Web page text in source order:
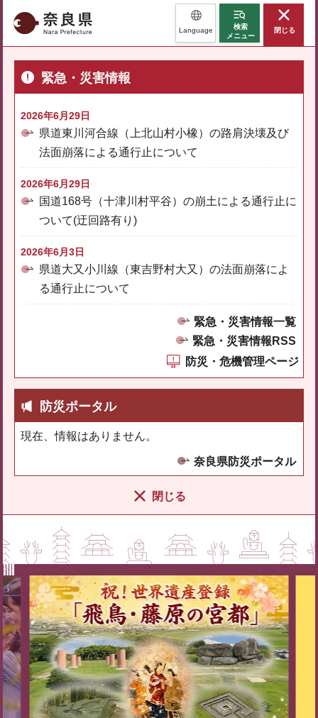
奈良県 Language
検索
メニュー
閉じる
緊急・災害情報
2026年6月29日
県道東川河合線（上北山村小橡）の路肩決壊及び
法面崩落による通行止について
2026年6月29日
国道168号（十津川村平谷）の崩土による通行止に
ついて(迂回路有り)
2026年6月3日
県道大又小川線（東吉野村大又）の法面崩落によ
る通行止について
緊急・災害情報一覧
緊急・災害情報RSS
防災・危機管理ページ
防災ポータル
現在、情報はありません。
奈良県防災ポータル
閉じる